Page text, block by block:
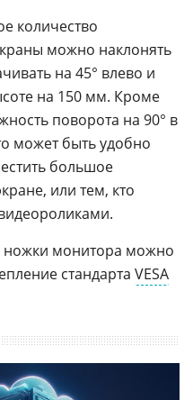
количество
можно наклонять
на 45° влево и
на 150 мм. Кроме
поворота на 90° в
может быть удобно
большое
или тем, кто
ножки монитора можно
стандарта VESA